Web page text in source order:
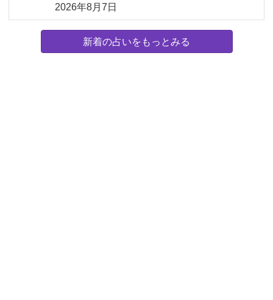
2026年8月7日
新着の占いをもっとみる